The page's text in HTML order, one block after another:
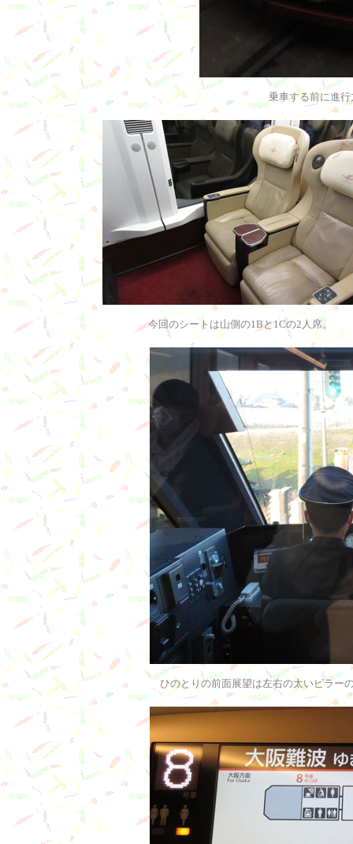
乗車する前に進
今回のシートは山側の1Bと1Cの2人席。
ひのとりの前面展望は左右の太いピラー